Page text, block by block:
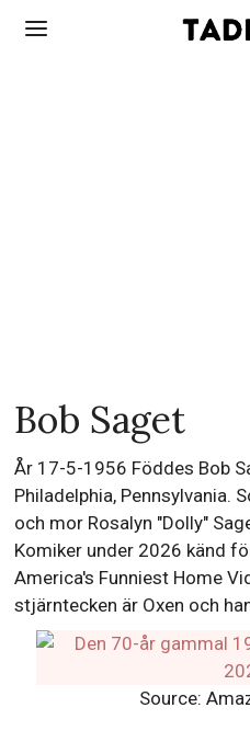
Bob Saget
År 17-5-1956 Föddes Bob
Philadelphia, Pennsylvania.
och mor Rosalyn "Dolly"
Komiker under 2026 känd
America's Funniest Home
stjärntecken är Oxen och
Source: